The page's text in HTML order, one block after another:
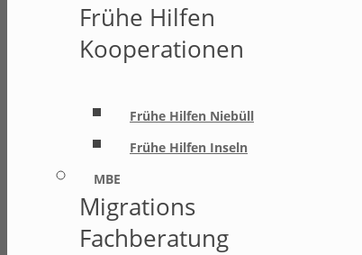
Frühe Hilfen
Kooperationen
Frühe Hilfen Niebüll
Frühe Hilfen Inseln
MBE
Migrations
Fachberatung